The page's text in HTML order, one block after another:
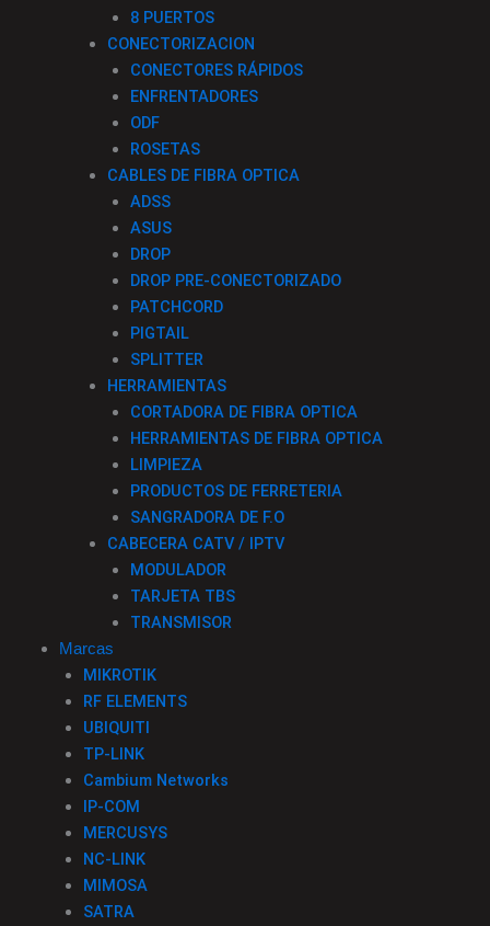
8 PUERTOS
CONECTORIZACION
CONECTORES RÁPIDOS
ENFRENTADORES
ODF
ROSETAS
CABLES DE FIBRA OPTICA
ADSS
ASUS
DROP
DROP PRE-CONECTORIZADO
PATCHCORD
PIGTAIL
SPLITTER
HERRAMIENTAS
CORTADORA DE FIBRA OPTICA
HERRAMIENTAS DE FIBRA OPTICA
LIMPIEZA
PRODUCTOS DE FERRETERIA
SANGRADORA DE F.O
CABECERA CATV / IPTV
MODULADOR
TARJETA TBS
TRANSMISOR
Marcas
MIKROTIK
RF ELEMENTS
UBIQUITI
TP-LINK
Cambium Networks
IP-COM
MERCUSYS
NC-LINK
MIMOSA
SATRA